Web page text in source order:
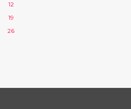
12
19
26